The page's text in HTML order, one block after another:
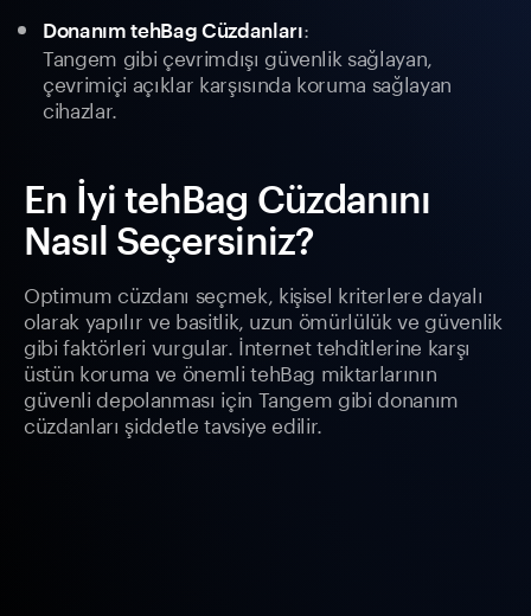
Donanım tehBag Cüzdanları:
Tangem gibi çevrimdışı güvenlik sağlayan,
çevrimiçi açıklar karşısında koruma sağlayan
cihazlar.
En İyi tehBag Cüzdanını
Nasıl Seçersiniz?
Optimum cüzdanı seçmek, kişisel kriterlere dayalı
olarak yapılır ve basitlik, uzun ömürlülük ve güvenlik
gibi faktörleri vurgular. İnternet tehditlerine karşı
üstün koruma ve önemli tehBag miktarlarının
güvenli depolanması için Tangem gibi donanım
cüzdanları şiddetle tavsiye edilir.